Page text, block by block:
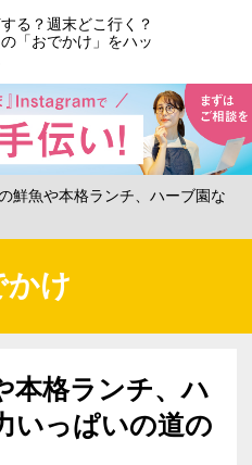
る？週末どこ行く？
「おでかけ」をハッ
鮮魚や本格ランチ、ハーブ園な
かけ
本格ランチ、ハ
いっぱいの道の